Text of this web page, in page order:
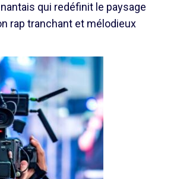
qui redéfinit le paysage
rap tranchant et mélodieux